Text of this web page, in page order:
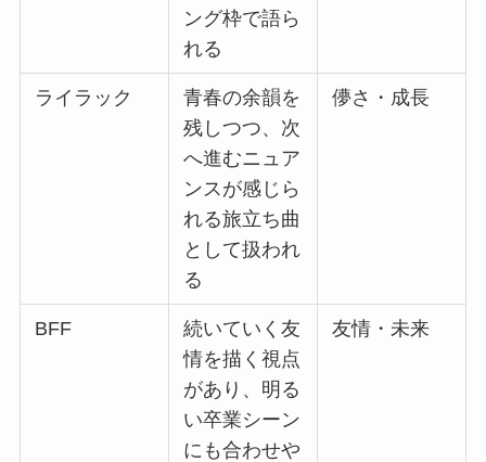
ング枠で語ら
れる
ライラック
青春の余韻を
残しつつ、次
へ進むニュア
ンスが感じら
れる旅立ち曲
として扱われ
る
儚さ・成長
BFF
続いていく友
情を描く視点
があり、明る
い卒業シーン
にも合わせや
友情・未来